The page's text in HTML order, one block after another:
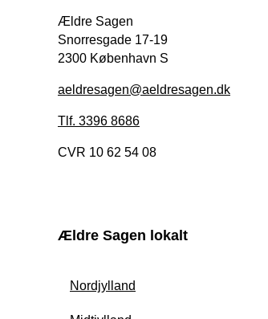
Ældre Sagen
Snorresgade 17-19
2300 København S
aeldresagen@aeldresagen.dk
Tlf. 3396 8686
CVR 10 62 54 08
Ældre Sagen lokalt
Nordjylland